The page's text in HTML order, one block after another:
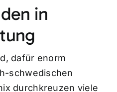
in
dafür enorm
schwedischen
durchkreuzen viele